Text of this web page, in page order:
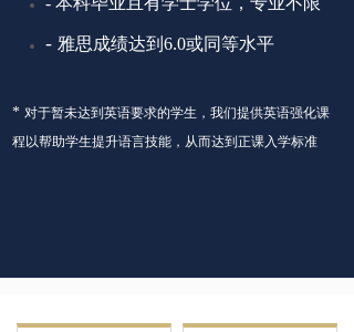
- 雅思成绩达到6.0或同等水平
* 对于暂未达到英语要求的学生，我们提供英语强化课
程以帮助学生提升语言技能，从而达到正课入学标准